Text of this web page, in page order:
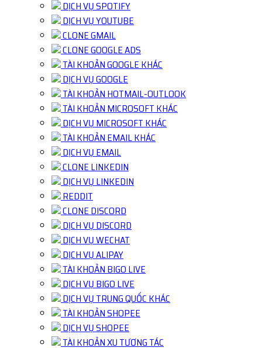
DỊCH VỤ SPOTIFY
DỊCH VỤ YOUTUBE
CLONE GMAIL
CLONE GOOGLE ADS
TÀI KHOẢN GOOGLE KHÁC
DỊCH VỤ GOOGLE
TÀI KHOẢN HOTMAIL-OUTLOOK
TÀI KHOẢN MICROSOFT KHÁC
DỊCH VỤ MICROSOFT KHÁC
TÀI KHOẢN EMAIL KHÁC
DỊCH VỤ EMAIL
CLONE LINKEDIN
DỊCH VỤ LINKEDIN
REDDIT
CLONE DISCORD
DỊCH VỤ DISCORD
DỊCH VỤ WECHAT
DỊCH VỤ ALIPAY
TÀI KHOẢN BIGO LIVE
DỊCH VỤ BIGO LIVE
DỊCH VỤ TRUNG QUỐC KHÁC
TÀI KHOẢN SHOPEE
DỊCH VỤ SHOPEE
TÀI KHOẢN XU TƯƠNG TÁC